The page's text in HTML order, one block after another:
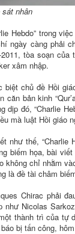
sát nhân
Hebdo” trong
ngày càng phải
tòa soạn của
xâm nhập.
chủ đề Hồi
bản kinh
đó, “Charlie
mà luật Hồi giáo
thế, “Charlie
biếm họa, bài viết
chỉ nhằm
là đề tài châm
Chirac phải
Nicolas
thành trì của tự
bị tấn công,